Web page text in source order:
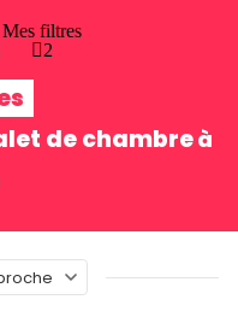
Mes filtres
2
de chambreà